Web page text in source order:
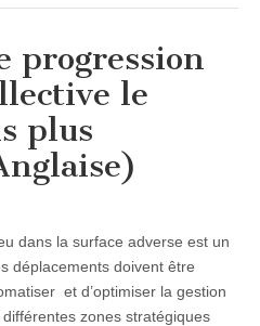
progression
le
plus
dans la surface adverse est un
déplacements doivent être
et d’optimiser la gestion
différentes zones stratégiques